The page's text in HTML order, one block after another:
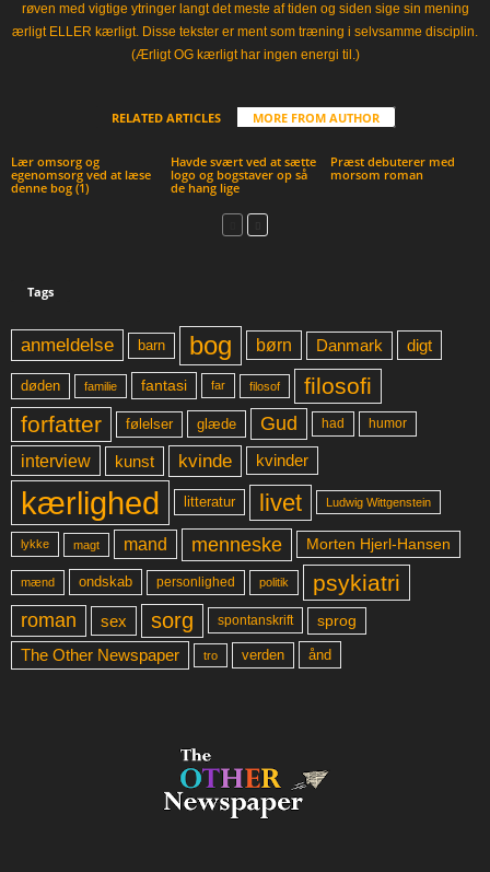
røven med vigtige ytringer langt det meste af tiden og siden sige sin mening
ærligt ELLER kærligt. Disse tekster er ment som træning i selvsamme disciplin.
(Ærligt OG kærligt har ingen energi til.)
RELATED ARTICLES MORE FROM AUTHOR
Lær omsorg og
egenomsorg ved at læse
denne bog (1)
Havde svært ved at sætte
logo og bogstaver op så
de hang lige
Præst debuterer med
morsom roman
Tags
anmeldelse barn bog børn Danmark digt
døden familie fantasi far filosof
filosofi
forfatter
følelser glæde Gud had humor
interview kunst kvinde kvinder
kærlighed litteratur livet Ludwig Wittgenstein
lykke magt mand menneske Morten Hjerl-Hansen
mænd ondskab personlighed politik psykiatri
roman sex sorg spontanskrift sprog
The Other Newspaper tro verden ånd